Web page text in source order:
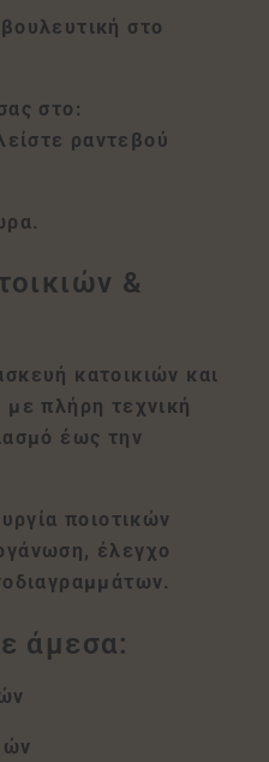
στο
στο:
ραντεβού
.
&
κατοικιών και
με πλήρη τεχνική
έως την
ποιοτικών
έλεγχο
άμεσα: